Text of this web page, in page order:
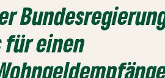
für einen